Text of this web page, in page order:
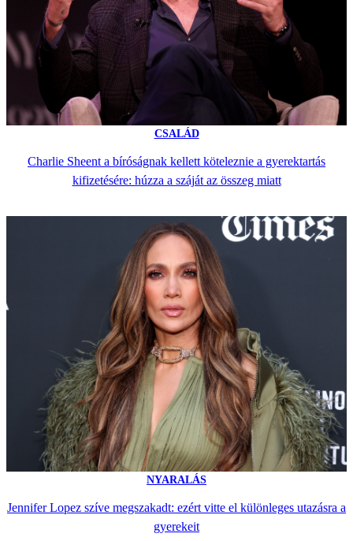
CSALÁD
Charlie Sheent a bíróságnak kellett köteleznie a gyerektartás
kifizetésére: húzza a száját az összeg miatt
NYARALÁS
Jennifer Lopez szíve megszakadt: ezért vitte el különleges utazásra a
gyerekeit